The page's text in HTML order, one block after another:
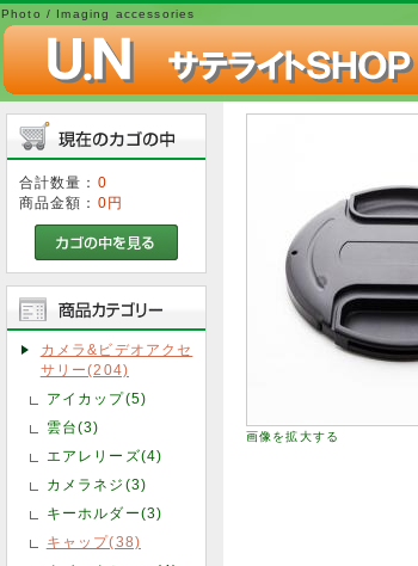
Photo / Imaging accessories
合計数量： 0
商品金額： 0円
カメラ&ビデオアクセ
サリー(204)
アイカップ(5)
雲台(3)
エアレリーズ(4)
カメラネジ(3)
キーホルダー(3)
キャップ(38)
画像を拡大する